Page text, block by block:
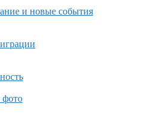
и новые события
фото